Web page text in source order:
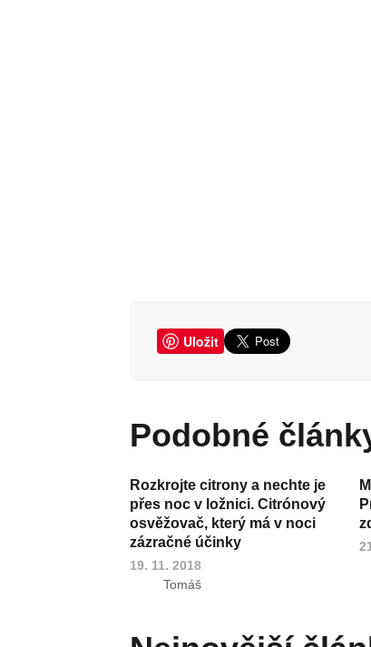
Uložit
Podobné
Rozkrojte citrony a nechte je
přes noc v ložnici. Citrónový
osvěžovač, který má v noci
zázračné účinky
19. 11. 2018
Tomáš